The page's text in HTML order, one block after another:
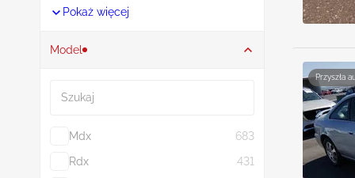
Pokaż więcej
Model
Mdx
683
Rdx
431
Przyszła